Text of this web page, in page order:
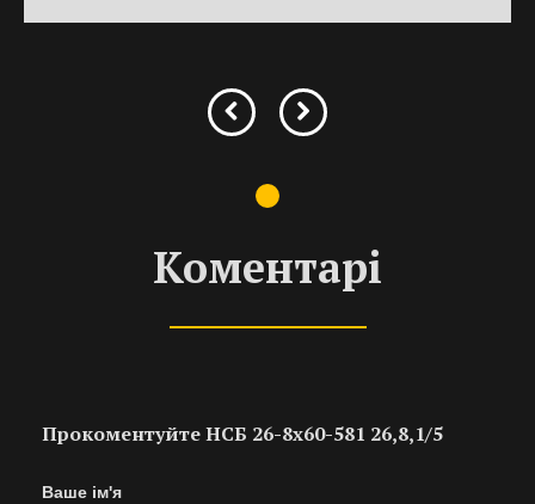
Коментарі
Прокоментуйте НСБ 26-8х60-581 26,8,1/5
Ваше ім'я